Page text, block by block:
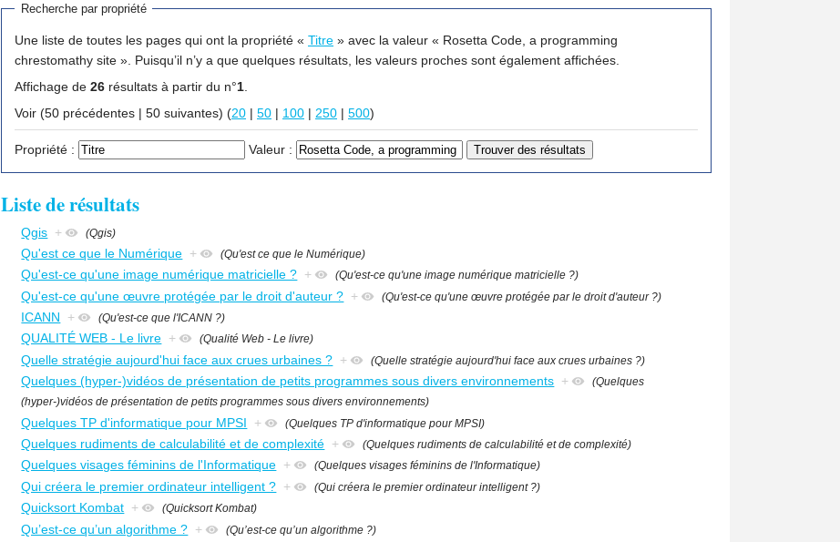
Recherche par propriété
Une liste de toutes les pages qui ont la propriété « Titre » avec la valeur « Rosetta Code, a programming
chrestomathy site ». Puisqu’il n’y a que quelques résultats, les valeurs proches sont également affichées.
Affichage de 26 résultats à partir du n°1.
Voir (50 précédentes | 50 suivantes) (20 | 50 | 100 | 250 | 500)
Propriété : Valeur :
Liste de résultats
Qgis + (Qgis)
Qu'est ce que le Numérique + (Qu'est ce que le Numérique)
Qu'est-ce qu'une image numérique matricielle ? + (Qu'est-ce qu'une image numérique matricielle ?)
Qu'est-ce qu'une œuvre protégée par le droit d'auteur ? + (Qu'est-ce qu'une œuvre protégée par le droit d'auteur ?)
ICANN + (Qu'est-ce que l'ICANN ?)
QUALITÉ WEB - Le livre + (Qualité Web - Le livre)
Quelle stratégie aujourd'hui face aux crues urbaines ? + (Quelle stratégie aujourd'hui face aux crues urbaines ?)
Quelques (hyper-)vidéos de présentation de petits programmes sous divers environnements +
(Quelques
(hyper-)vidéos de présentation de petits programmes sous divers environnements)
Quelques TP d'informatique pour MPSI + (Quelques TP d'informatique pour MPSI)
Quelques rudiments de calculabilité et de complexité + (Quelques rudiments de calculabilité et de complexité)
Quelques visages féminins de l'Informatique + (Quelques visages féminins de l'Informatique)
Qui créera le premier ordinateur intelligent ? + (Qui créera le premier ordinateur intelligent ?)
Quicksort Kombat + (Quicksort Kombat)
Qu’est-ce qu’un algorithme ? + (Qu’est-ce qu’un algorithme ?)